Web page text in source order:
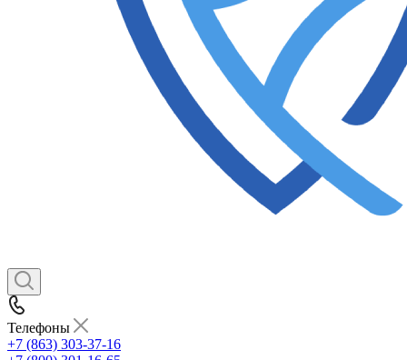
Телефоны
+7 (863) 303-37-16